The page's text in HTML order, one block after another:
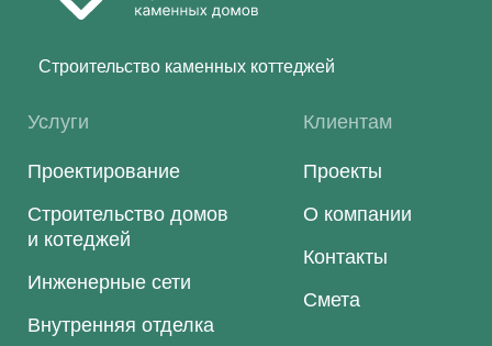
Строительство каменных коттеджей
Услуги
Проектирование
Строительство домов
и котеджей
Инженерные сети
Внутренняя отделка
Клиентам
Проекты
О компании
Контакты
Смета